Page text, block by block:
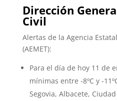
Dirección
Civil
Alertas de la Agencia
(AEMET):
Para el día de hoy 11 de
mínimas entre -8ºC y -
Segovia, Albacete,